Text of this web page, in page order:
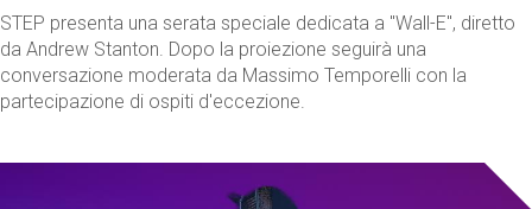
STEP presenta una serata speciale dedicata a "Wall-E", diretto
da Andrew Stanton. Dopo la proiezione seguirà una
conversazione moderata da Massimo Temporelli con la
partecipazione di ospiti d'eccezione.